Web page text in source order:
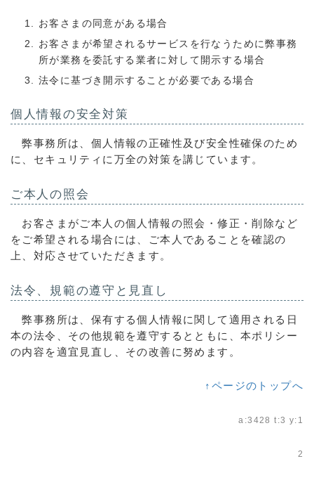
お客さまの同意がある場合
お客さまが希望されるサービスを行なうために弊事務
所が業務を委託する業者に対して開示する場合
法令に基づき開示することが必要である場合
個人情報の安全対策
弊事務所は、個人情報の正確性及び安全性確保のため
に、セキュリティに万全の対策を講じています。
ご本人の照会
お客さまがご本人の個人情報の照会・修正・削除など
をご希望される場合には、ご本人であることを確認の
上、対応させていただきます。
法令、規範の遵守と見直し
弊事務所は、保有する個人情報に関して適用される日
本の法令、その他規範を遵守するとともに、本ポリシー
の内容を適宜見直し、その改善に努めます。
↑ページのトップへ
a:3428 t:3 y:1
2